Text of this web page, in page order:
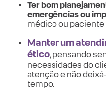
Ter bom
emergências ou
médico ou paciente
Manter um
ético, pensando
necessidades do
atenção e não
tempo.